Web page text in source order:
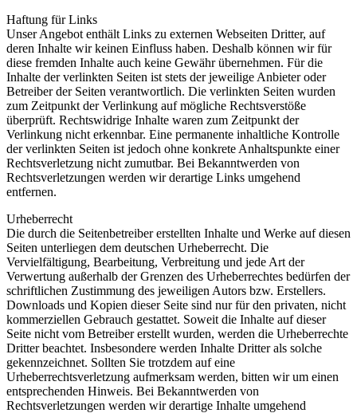
Haftung für Links
Unser Angebot enthält Links zu externen Webseiten Dritter, auf
deren Inhalte wir keinen Einfluss haben. Deshalb können wir für
diese fremden Inhalte auch keine Gewähr übernehmen. Für die
Inhalte der verlinkten Seiten ist stets der jeweilige Anbieter oder
Betreiber der Seiten verantwortlich. Die verlinkten Seiten wurden
zum Zeitpunkt der Verlinkung auf mögliche Rechtsverstöße
überprüft. Rechtswidrige Inhalte waren zum Zeitpunkt der
Verlinkung nicht erkennbar. Eine permanente inhaltliche Kontrolle
der verlinkten Seiten ist jedoch ohne konkrete Anhaltspunkte einer
Rechtsverletzung nicht zumutbar. Bei Bekanntwerden von
Rechtsverletzungen werden wir derartige Links umgehend
entfernen.
Urheberrecht
Die durch die Seitenbetreiber erstellten Inhalte und Werke auf diesen
Seiten unterliegen dem deutschen Urheberrecht. Die
Vervielfältigung, Bearbeitung, Verbreitung und jede Art der
Verwertung außerhalb der Grenzen des Urheberrechtes bedürfen der
schriftlichen Zustimmung des jeweiligen Autors bzw. Erstellers.
Downloads und Kopien dieser Seite sind nur für den privaten, nicht
kommerziellen Gebrauch gestattet. Soweit die Inhalte auf dieser
Seite nicht vom Betreiber erstellt wurden, werden die Urheberrechte
Dritter beachtet. Insbesondere werden Inhalte Dritter als solche
gekennzeichnet. Sollten Sie trotzdem auf eine
Urheberrechtsverletzung aufmerksam werden, bitten wir um einen
entsprechenden Hinweis. Bei Bekanntwerden von
Rechtsverletzungen werden wir derartige Inhalte umgehend